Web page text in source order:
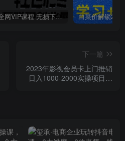
全网VIP课程 无损下载~
下一篇
2023年影视会员卡上门推销
日入1000-2000实操项目复